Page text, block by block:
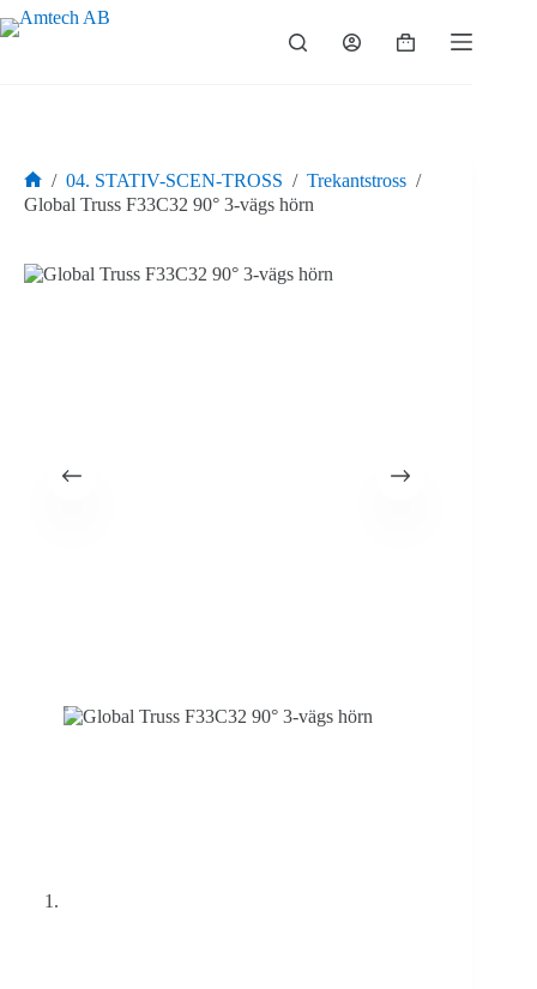
Hoppa
till
Varukorg
Hem
/ 04. STATIV-SCEN-TROSS / Trekantstross /
Global Truss F33C32 90° 3-vägs hörn